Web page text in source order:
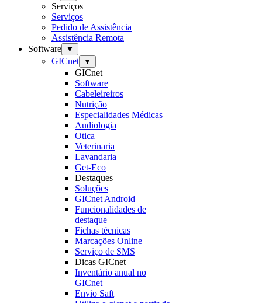
Serviços
Serviços
Pedido de Assistência
Assistência Remota
Software
▼
GICnet ▼
GICnet
Software
Cabeleireiros
Nutrição
Especialidades Médicas
Audiologia
Otica
Veterinaria
Lavandaria
Get-Eco
Destaques
Soluções
GICnet Android
Funcionalidades de
destaque
Fichas técnicas
Marcações Online
Serviço de SMS
Dicas GICnet
Inventário anual no
GICnet
Envio Saft